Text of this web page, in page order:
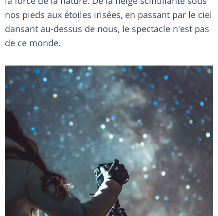
nos pieds aux étoiles irisées, en passant par le ciel
dansant au-dessus de nous, le spectacle n'est pas
de ce monde.